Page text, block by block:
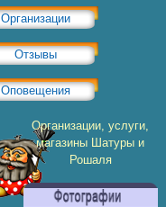
Организации
Отзывы
Оповещения
Организации, услуги,
магазины Шатуры и
Рошаля